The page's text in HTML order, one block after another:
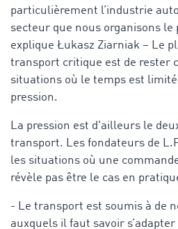
particulièrement l’industrie
secteur que nous organisons
explique Łukasz Ziarniak – Le
transport critique est de rester
situations où le temps est
pression.
La pression est d'ailleurs le
transport. Les fondateurs de
les situations où une
révèle pas être le cas en
- Le transport est soumis à de
auxquels il faut savoir